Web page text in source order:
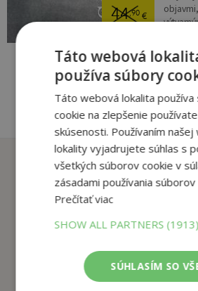
44,90€
Zákazníci, ktorí si
tento titul si tiež
Táto webová
používa súbory
Táto webová lokalita používa
cookie na zlepšenie
skúsenosti. Používaním
lokality vyjadrujete súhlas s
všetkých súborov cookie v
zásadami používania súborov
Prečítať viac
SHOW ALL PARTNERS
SÚHLASÍM SO